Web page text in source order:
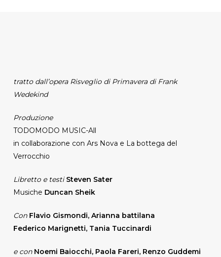
tratto dall’opera Risveglio di Primavera di Frank
Wedekind
Produzione
TODOMODO MUSIC-All
in collaborazione con Ars Nova e La bottega del
Verrocchio
Libretto e testi Steven Sater
Musiche Duncan Sheik
Con Flavio Gismondi, Arianna battilana
Federico Marignetti, Tania Tuccinardi
e con Noemi Baiocchi, Paola Fareri, Renzo Guddemi